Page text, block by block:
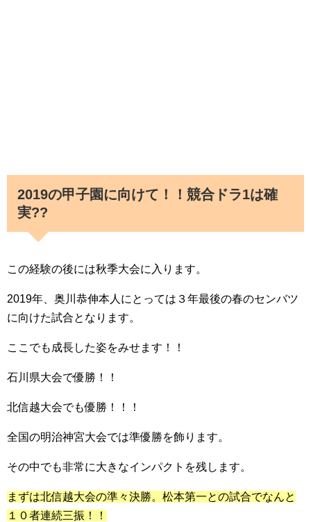
2019の甲子園に向けて！！競合ドラ1は確
実??
この経験の後には秋季大会に入ります。
2019年、奥川恭伸本人にとっては３年最後の春のセンバツ
に向けた試合となります。
ここでも成長した姿をみせます！！
石川県大会で優勝！！
北信越大会でも優勝！！！
全国の明治神宮大会では準優勝を飾ります。
その中でも非常に大きなインパクトを残します。
まずは北信越大会の準々決勝。松本第一との試合でなんと
１０者連続三振！！